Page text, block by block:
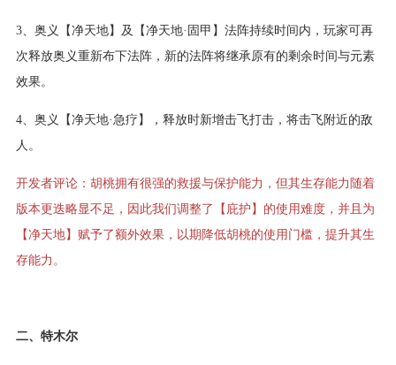
3、奥义【净天地】及【净天地·固甲】法阵持续时间内，玩家可再
次释放奥义重新布下法阵，新的法阵将继承原有的剩余时间与元素
效果。
4、奥义【净天地·急疗】，释放时新增击飞打击，将击飞附近的敌
人。
开发者评论：胡桃拥有很强的救援与保护能力，但其生存能力随着
版本更迭略显不足，因此我们调整了【庇护】的使用难度，并且为
【净天地】赋予了额外效果，以期降低胡桃的使用门槛，提升其生
存能力。
二、特木尔